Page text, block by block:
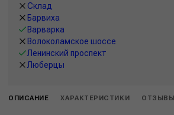
Склад
Барвиха
Варварка
Волоколамское шоссе
Ленинский проспект
Люберцы
ОПИСАНИЕ ХАРАКТЕРИСТИКИ ОТЗЫВЫ